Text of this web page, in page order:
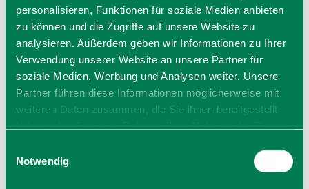
personalisieren, Funktionen für soziale Medien anbieten
zu können und die Zugriffe auf unsere Website zu
analysieren. Außerdem geben wir Informationen zu Ihrer
Verwendung unserer Website an unsere Partner für
soziale Medien, Werbung und Analysen weiter. Unsere
Partner führen diese Informationen möglicherweise mit
weiteren Daten zusammen, die Sie ihnen bereitgestellt
Cookies, wenn Sie unsere Webseite weiterhin nutzen.
Notwendig
Seite 1 von 3
Gemeinde Fischbachau